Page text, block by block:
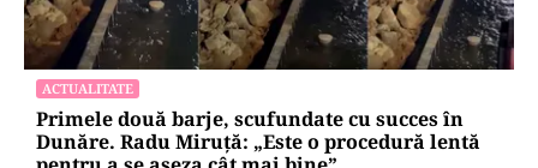
ACTUALITATE
Primele două barje, scufundate cu succes în
Dunăre. Radu Miruță: „Este o procedură lentă